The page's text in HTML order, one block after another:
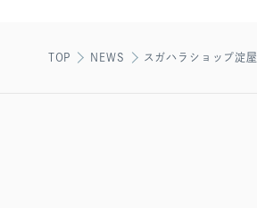
TOP NEWS スガハラショップ淀